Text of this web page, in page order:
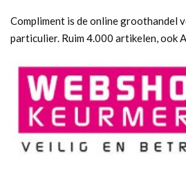
Compliment is de online groothandel
particulier. Ruim 4.000 artikelen, ook